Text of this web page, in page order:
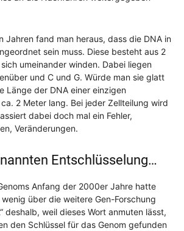
Jahren fand man heraus, dass die DNA in
sein muss. Diese besteht aus 2
umeinander winden. Dabei liegen
und C und G. Würde man sie glatt
Länge der DNA einer einzigen
2 Meter lang. Bei jeder Zellteilung wird
dabei doch mal ein Fehler,
Veränderungen.
Entschlüsselung…
Anfang der 2000er Jahre hatte
über die weitere Gen-Forschung
deshalb, weil dieses Wort anmuten lässt,
den Schlüssel für das Genom gefunden